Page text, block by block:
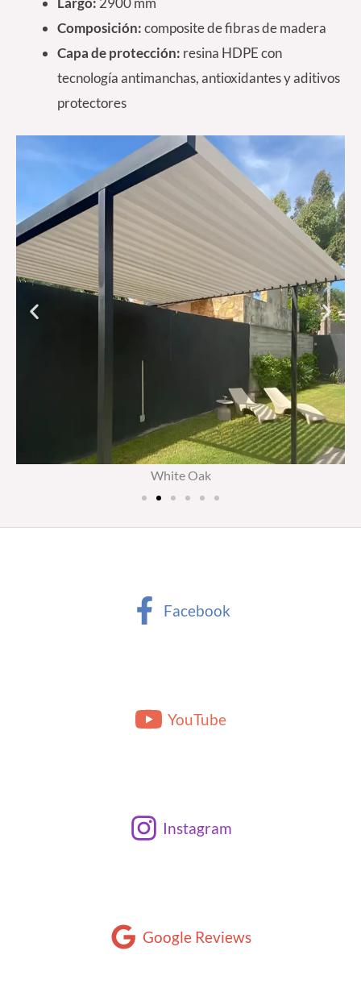
Composición:composite de fibras de madera
Capa de protección: resina HDPE con
tecnología antimanchas, antioxidantes y aditivos
protectores
White Oak
Facebook
YouTube
Instagram
Google Reviews